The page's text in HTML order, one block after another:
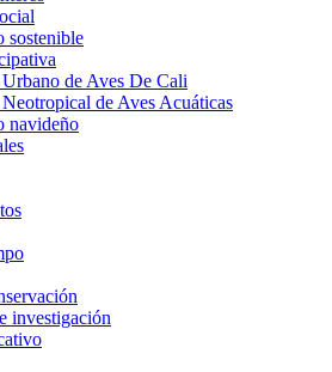
sostenible
de Aves De Cali
de Aves Acuáticas
navideño
investigación